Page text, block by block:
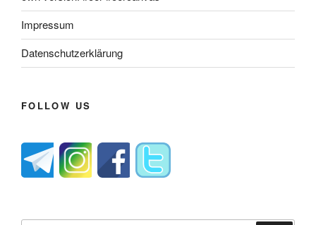
Impressum
Datenschutzerklärung
FOLLOW US